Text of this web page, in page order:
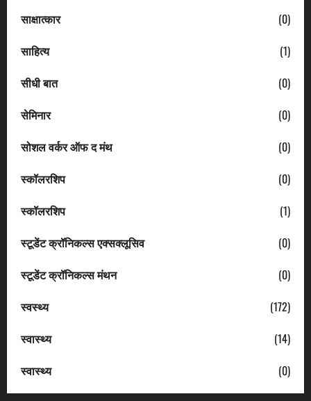
साक्षात्कार
(0)
साहित्य
(1)
सीधी बात
(0)
सेमिनार
(0)
सोशल वर्कर ऑफ द मंथ
(0)
स्कॉलरशिप
(0)
स्कॉलरशिप
(1)
स्टूडेंट क्रॉनिकल्स एक्सक्लूसिव
(0)
स्टूडेंट क्रॉनिकल्स मंथन
(0)
स्वस्थ्य
(172)
स्वास्थ्य
(14)
स्वास्थ्य
(0)